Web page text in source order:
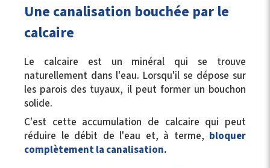
Une canalisation bouchée par le
calcaire
Le calcaire est un minéral qui se trouve
naturellement dans l'eau. Lorsqu'il se dépose sur
les parois des tuyaux, il peut former un bouchon
solide.
C'est cette accumulation de calcaire qui peut
réduire le débit de l'eau et, à terme, bloquer
complètement la canalisation.